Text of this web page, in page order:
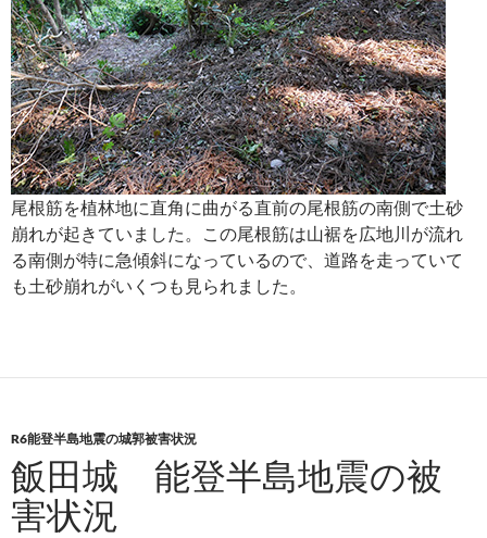
尾根筋を植林地に直角に曲がる直前の尾根筋の南側で土砂
崩れが起きていました。この尾根筋は山裾を広地川が流れ
る南側が特に急傾斜になっているので、道路を走っていて
も土砂崩れがいくつも見られました。
R6能登半島地震の城郭被害状況
飯田城 能登半島地震の被
害状況